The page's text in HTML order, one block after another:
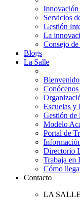
Servicios
Gestión
La
Consejo de
Blogs
La Salle
Conócenos
Escuelas y
Gestión de
Modelo
Portal de
Directorio
Trabaja en
Cómo
Contacto
LA